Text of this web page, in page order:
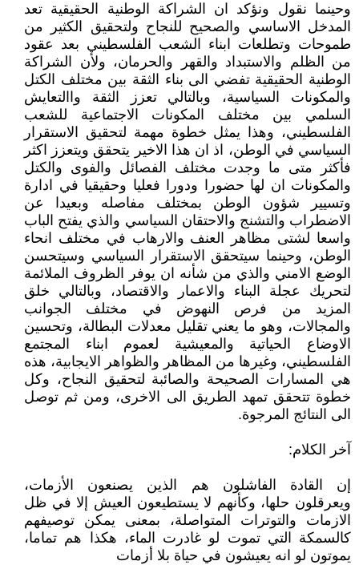
وحينما نقول ونؤكد ان الشراكة الوطنية الحقيقية تعد
المدخل الاساسي والصحيح للنجاح ولتحقيق الكثير من
طموحات وتطلعات ابناء الشعب الفلسطيني بعد عقود
من الظلم والاستبداد والقهر والحرمان، ولأن الشراكة
الوطنية الحقيقية تفضي الى بناء الثقة بين مختلف الكتل
والمكونات السياسية، وبالتالي تعزز الثقة واالتعايش
السلمي بين مختلف المكونات الاجتماعية للشعب
الفلسطيني، وهذا يمثل خطوة مهمة لتحقيق الاستقرار
السياسي في الوطن، اذ ان هذا الاخير يتحقق ويتعزز اكثر
فأكثر متى ما وجدت مختلف الفصائل والفوى والكتل
والمكونات ان لها حضورا ودورا فعليا وحقيقيا في ادارة
وتسيير شؤون الوطن بمختلف مفاصله وبعيدا عن
الاضطراب والتشنج والاحتقان السياسي والذي يفتح الباب
واسعا لشتى مظاهر العنف والارهاب في مختلف انحاء
الوطن، وحينما سيتحقق الاستقرار السياسي وسيتحسن
الوضع الامني والذي من شأنه ان يوفر الظروف الملائمة
لتحريك عجلة البناء والاعمار والاقتصاد، وبالتالي خلق
المزيد من فرص النهوض في مختلف الجوانب
والمجالات، وهو ما يعني تقليل معدلات البطالة، وتحسين
الاوضاع الحياتية والمعيشية لعموم ابناء المجتمع
الفلسطيني، وغيرها من المظاهر والظواهر الايجابية، هذه
هي المسارات الصحيحة والصائبة لتحقيق النجاح، وكل
خطوة تتحقق تمهد الطريق الى الاخرى، ومن ثم توصل
الى النتائج المرجوة.
آخر الكلام:
إن القادة الفاشلون هم الذين يصنعون الأزمات،
ويعرقلون حلها، وكأنهم لا يستطيعون العيش إلا في ظل
الازمات والتوترات المتواصلة، بمعنى يمكن توصيفهم
كالسمكة التي تموت لو غادرت الماء، هكذا هم تماما،
يموتون لو انه يعيشون في حياة بلا أزمات